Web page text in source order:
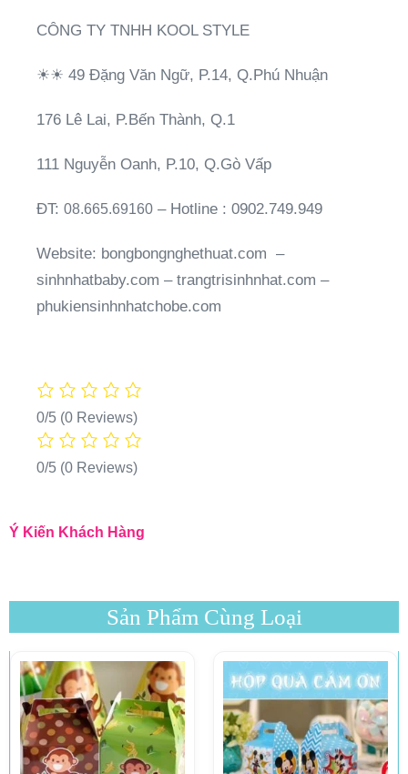
CÔNG TY TNHH KOOL STYLE
☀☀ 49 Đặng Văn Ngữ, P.14, Q.Phú Nhuận
176 Lê Lai, P.Bến Thành, Q.1
111 Nguyễn Oanh, P.10, Q.Gò Vấp
ĐT: 08.665.69160 – Hotline : 0902.749.949
Website: bongbongnghethuat.com –
sinhnhatbaby.com – trangtrisinhnhat.com –
phukiensinhnhatchobe.com
0/5 (0 Reviews)
0/5 (0 Reviews)
Ý Kiến Khách Hàng
Sản Phẩm Cùng Loại